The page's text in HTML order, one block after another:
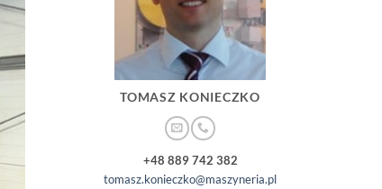
TOMASZ KONIECZKO
+48 889 742 382
tomasz.konieczko@maszyneria.pl